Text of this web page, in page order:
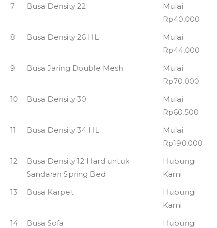
7 Busa Density 22
Mulai
Rp40.000
8
Busa Density 26 HL
Mulai
Rp44.000
9
Busa Jaring Double Mesh
Mulai
Rp70.000
10
Busa Density 30
Mulai
Rp60.500
11
Busa Density 34 HL
Mulai
Rp190.000
12
Busa Density 12 Hard untuk
Sandaran Spring Bed
Hubungi
Kami
13
Busa Karpet
Hubungi
Kami
14
Busa Sofa
Hubungi